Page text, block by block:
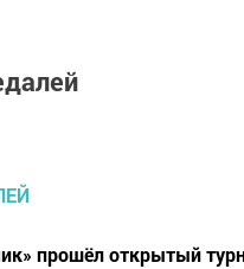
прошёл открытый